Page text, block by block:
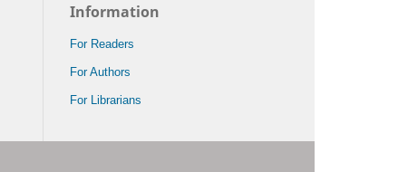
Information
For Readers
For Authors
For Librarians